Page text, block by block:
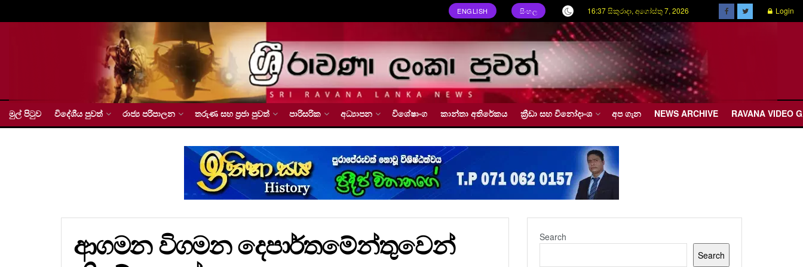
ENGLISH සිංහල 16:37 සිකුරාදා, අගෝස්තු 7, 2026 Login
මුල් පිටුව විදේශීය පුවත් රාජ්‍ය පරිපාලන තරුණ සහ ප්‍රජා පුවත් පාරිසරික අධ්‍යාපන විශේෂාංග කාන්තා අතිරේකය ක්‍රීඩා සහ විනෝදාංශ අප ගැන NEWS ARCHIVE RAVANA VIDEO
ආගමන විගමන දෙපාර්තමේන්තුවෙන්
Search
Search